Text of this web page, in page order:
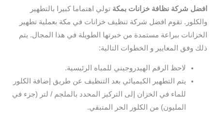
افضل شركة نظافة خزانات بمكة تولي اهتماما كبيرا بالتطهير
والكلور. تقوم افضل شركة تنظيف خزانات في مكة بعملية تطهير
الخزانات ببراعة مستمدة من خبرتها الطويلة في هذا المجال. يتم
ذلك وفق المعايير و الخطوات التالية:
لاحظ الرقم الهيدروجيني للمياه الرئيسية.
يتم التطهير الكيميائي بعد التنظيف عن طريق إضافة الكلور
للماء في الخزان إلى التركيز المحدد بالملجم / لتر (جزء في
المليون) من الكلور الحر المتبقي.